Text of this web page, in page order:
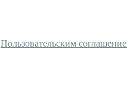
Пользовательским